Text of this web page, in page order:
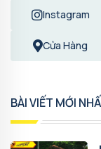
Instagram
Cửa Hàng
BÀI VIẾT MỚI